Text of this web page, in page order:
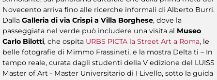
Novecento arriva fino alle ricerche informali di Alberto Burri.
Dalla Galleria di via Crispi a Villa Borghese, dove la
passeggiata nel verde può includere una visita al Museo
Carlo Bilotti, che ospita URBS PICTA la Street Art a Roma, le
belle fotografie di Mimmo Frassineti, e la mostra Delta ti – In
tempo reale, curata dagli studenti della V edizione del LUISS
Master of Art - Master Universitario di I Livello, sotto la guida